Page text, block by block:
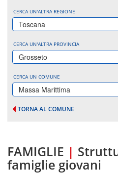
CERCA UN'ALTRA REGIONE
Toscana
CERCA UN'ALTRA PROVINCIA
Grosseto
CERCA UN COMUNE
Massa Marittima
TORNA AL COMUNE
FAMIGLIE |
famiglie giovani